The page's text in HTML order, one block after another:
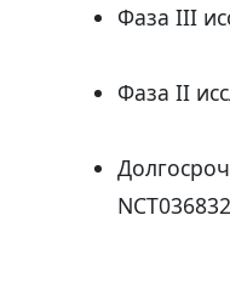
Фаза III
Фаза II